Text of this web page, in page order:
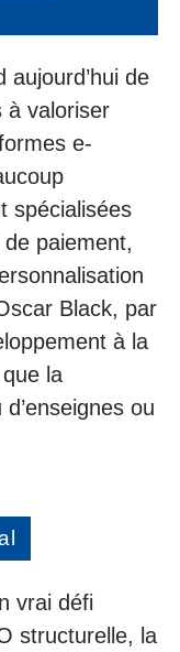
aujourd’hui de
à valoriser
e-
spécialisées
paiement,
Black, par
à la
la
ou
vrai défi
structurelle, la